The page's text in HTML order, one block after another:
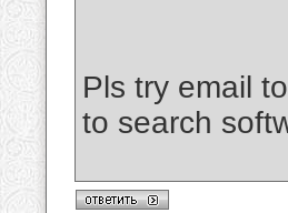
Pls try email
to search